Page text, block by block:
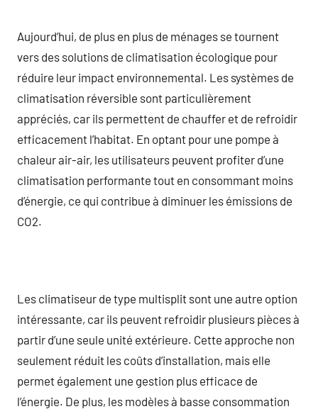
Aujourd’hui, de plus en plus de ménages se tournent
vers des solutions de climatisation écologique pour
réduire leur impact environnemental. Les systèmes de
climatisation réversible sont particulièrement
appréciés, car ils permettent de chauffer et de refroidir
efficacement l’habitat. En optant pour une pompe à
chaleur air-air, les utilisateurs peuvent profiter d’une
climatisation performante tout en consommant moins
d’énergie, ce qui contribue à diminuer les émissions de
CO2.
Les climatiseur de type multisplit sont une autre option
intéressante, car ils peuvent refroidir plusieurs pièces à
partir d’une seule unité extérieure. Cette approche non
seulement réduit les coûts d’installation, mais elle
permet également une gestion plus efficace de
l’énergie. De plus, les modèles à basse consommation